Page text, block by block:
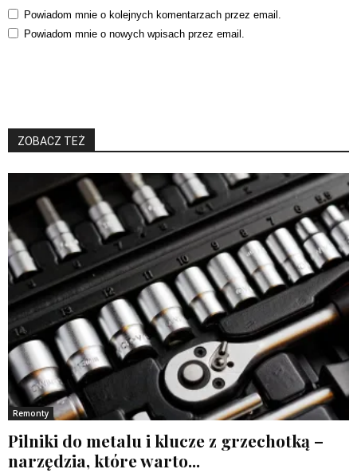
Powiadom mnie o kolejnych komentarzach przez email.
Powiadom mnie o nowych wpisach przez email.
ZOBACZ TEŻ
Remonty
Pilniki do metalu i klucze z grzechotką –
narzędzia, które warto...